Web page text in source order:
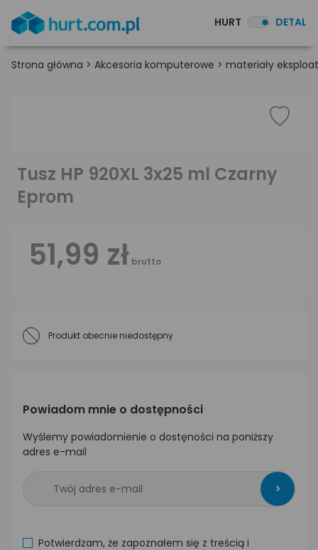
HURT DETAL
Strona główna > Akcesoria komputerowe > materiały
Tusz HP 920XL 3x25 ml Czarny
Eprom
51,99 zł brutto
Produkt obecnie niedostępny
Powiadom mnie o dostępności
Wyślemy powiadomienie o dostęności na poniższy
adres e-mail
>
Potwierdzam, że zapoznałem się z treścią i